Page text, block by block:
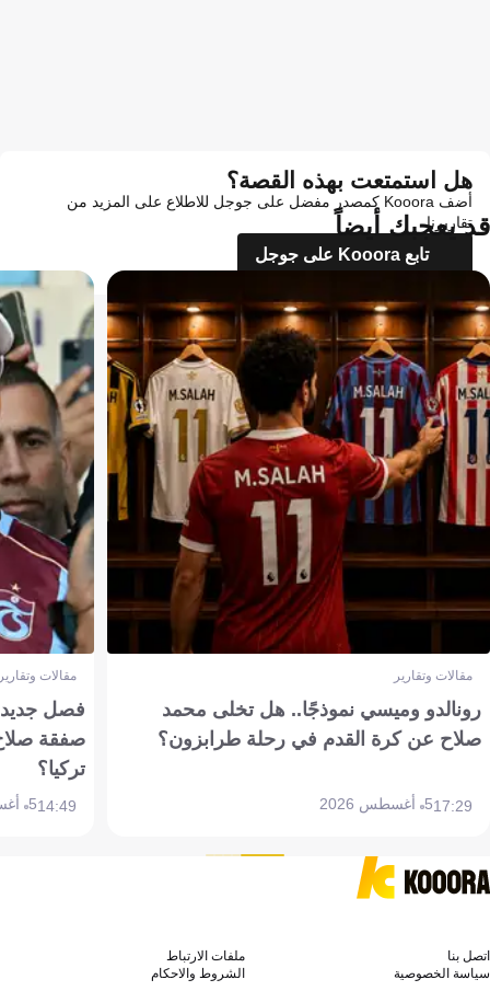
هل استمتعت بهذه القصة؟
أضف Kooora كمصدر مفضل على جوجل للاطلاع على المزيد من
تقاريرنا
تابع Kooora على جوجل
قد يعجبك أيضاً
مقالات وتقارير
رونالدو وميسي نموذجًا.. هل تخلى محمد
صلاح عن كرة القدم في رحلة طرابزون؟
17:295 أغسطس 2026
مقالات
فصل جديد
صفقة
تركيا؟
14:495 أغسطس 2026
اتصل بنا
ملفات الارتباط
سياسة الخصوصية
الشروط والاحكام